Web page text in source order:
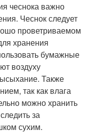
чеснока важно
Чеснок следует
проветриваемом
хранения
бумажные
воздуху
Также
так как влага
можно хранить
за
сухим.